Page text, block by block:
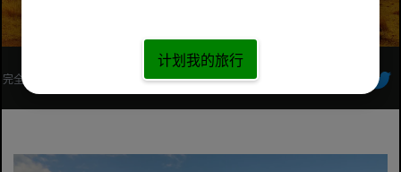
完全注册的非洲当地旅行社
计划我的旅行